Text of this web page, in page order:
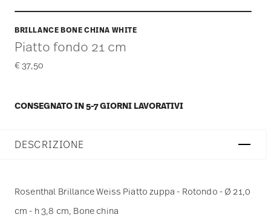
BRILLANCE BONE CHINA WHITE
Piatto fondo 21 cm
€ 37,50
CONSEGNATO IN 5-7 GIORNI LAVORATIVI
DESCRIZIONE
Rosenthal Brillance Weiss Piatto zuppa - Rotondo - Ø 21,0
cm - h 3,8 cm, Bone china